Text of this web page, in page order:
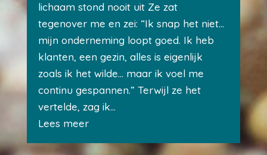
lichaam stond nooit uit Ze zat
tegenover me en zei: “Ik snap het niet…
mijn onderneming loopt goed. Ik heb
klanten, een gezin, alles is eigenlijk
zoals ik het wilde… maar ik voel me
continu gespannen.” Terwijl ze het
vertelde, zag ik...
Lees meer